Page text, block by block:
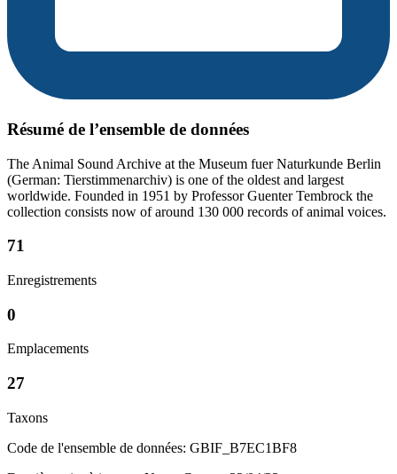
Résumé de l’ensemble de données
The Animal Sound Archive at the Museum fuer Naturkunde Berlin
(German: Tierstimmenarchiv) is one of the oldest and largest
worldwide. Founded in 1951 by Professor Guenter Tembrock the
collection consists now of around 130 000 records of animal voices.
71
Enregistrements
0
Emplacements
27
Taxons
Code de l'ensemble de données: GBIF_B7EC1BF8